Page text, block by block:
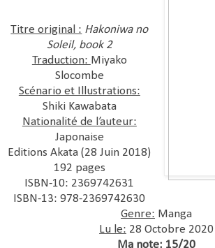
Titre original : Hakoniwa no
Soleil, book 2
Traduction: Miyako
Slocombe
Scénario et Illustrations:
Shiki Kawabata
Nationalité de l’auteur:
Japonaise
Editions Akata (28 Juin 2018)
192 pages
ISBN-10: 2369742631
ISBN-13: 978-2369742630
Genre: Manga
Lu le: 28 Octobre 2020
Ma note: 15/20